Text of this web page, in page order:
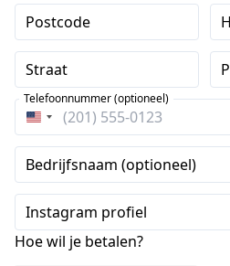
Postcode
Straat
Verenigde
Staten
+1
Telefoonnummer (optioneel)
Bedrijfsnaam (optioneel)
Instagram profiel
Hoe wil je betalen?